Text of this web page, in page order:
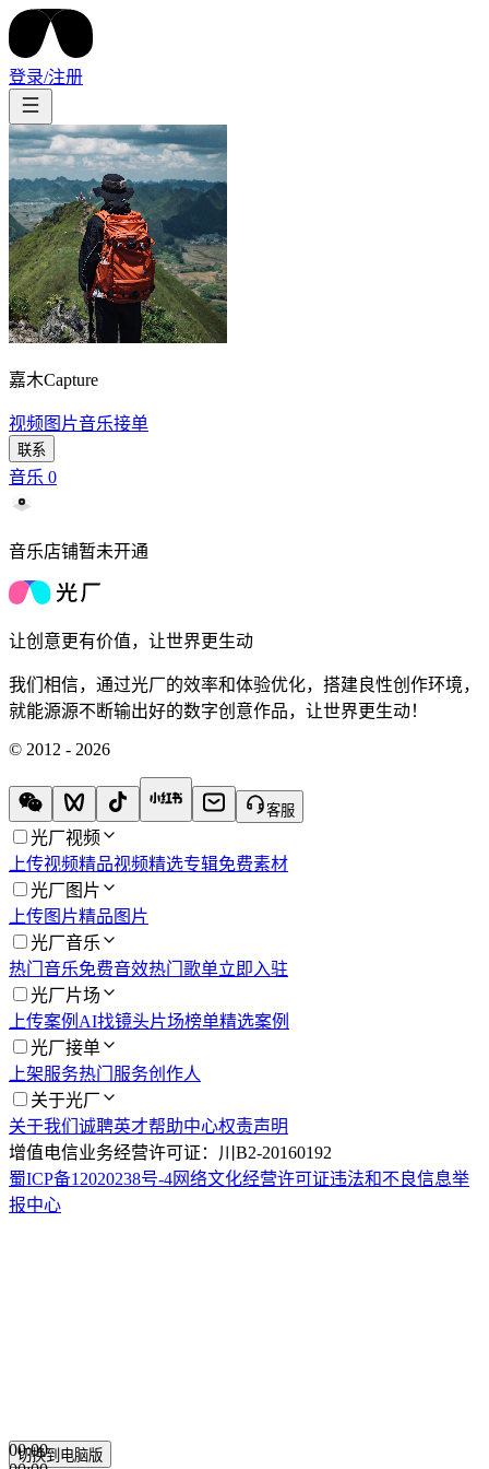
登录/注册
嘉木Capture
视频 图片音乐接单
联系
音乐 0
音乐店铺暂未开通
让创意更有价值，让世界更生动
我们相信，通过光厂的效率和体验优化，搭建良性创作环境，
就能源源不断输出好的数字创意作品，让世界更生动！
© 2012 - 2026
客服
光厂视频
上传视频精品视频精选专辑免费素材
光厂图片
上传图片精品图片
光厂音乐
热门音乐免费音效热门歌单立即入驻
光厂片场
上传案例 AI找镜头片场榜单精选案例
光厂接单
上架服务热门服务创作人
关于光厂
关于我们 诚聘英才帮助中心权责声明
增值电信业务经营许可证：川B2-20160192
蜀ICP备12020238号-4网络文化经营许可证违法和不良信息举
报中心
00:00
切换到电脑版